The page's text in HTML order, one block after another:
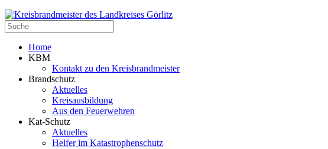
Home
KBM
Kontakt zu den Kreisbrandmeister
Brandschutz
Aktuelles
Kreisausbildung
Aus den Feuerwehren
Kat-Schutz
Aktuelles
Helfer im Katastrophenschutz